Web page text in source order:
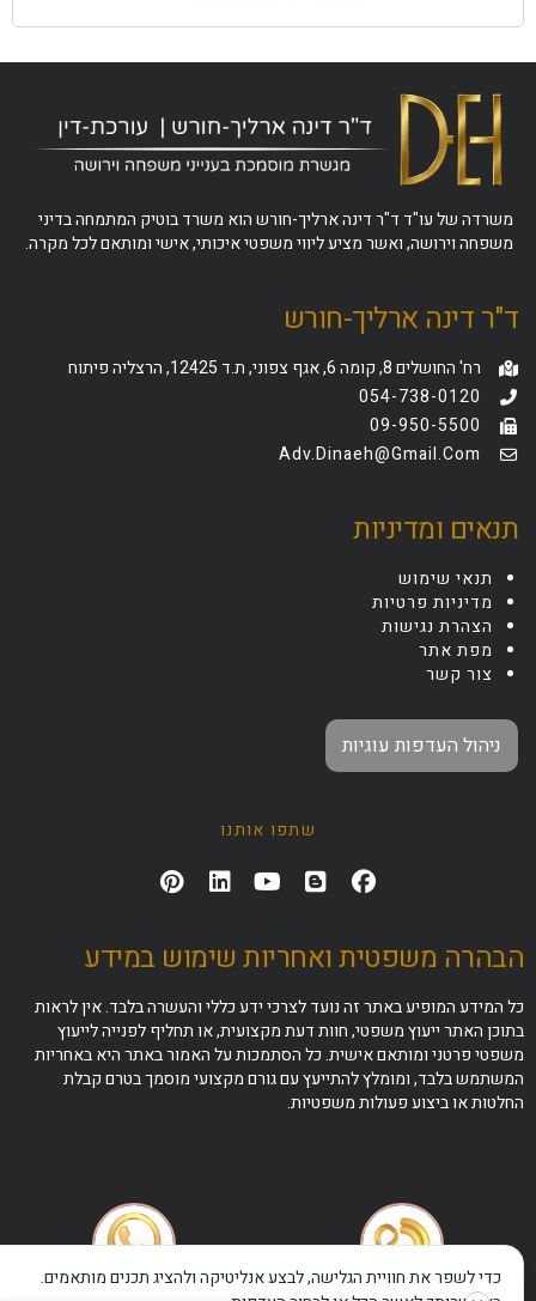
משרדה של עו"ד ד"ר דינה ארליך-חורש הוא משרד בוטיק המתמחה בדיני
משפחה וירושה, ואשר מציע ליווי משפטי איכותי, אישי ומותאם לכל מקרה.
ד"ר דינה ארליך-חורש
רח' החושלים 8, קומה 6, אגף צפוני, ת.ד 12425, הרצליה פיתוח
054-738-0120
09-950-5500
Adv.dinaeh@gmail.com
תנאים ומדיניות
תנאי שימוש
מדיניות פרטיות
הצהרת נגישות
מפת אתר
צור קשר
ניהול העדפות עוגיות
שתפו אותנו
הבהרה משפטית ואחריות שימוש במידע
כל המידע המופיע באתר זה נועד לצרכי ידע כללי והעשרה בלבד. אין לראות
בתוכן האתר ייעוץ משפטי, חוות דעת מקצועית, או תחליף לפנייה לייעוץ
משפטי פרטני ומותאם אישית. כל הסתמכות על האמור באתר היא באחריות
המשתמש בלבד, ומומלץ להתייעץ עם גורם מקצועי מוסמך בטרם קבלת
החלטות או ביצוע פעולות משפטיות.
כדי לשפר את חוויית הגלישה, לבצע אנליטיקה ולהציג תכנים מותאמים.